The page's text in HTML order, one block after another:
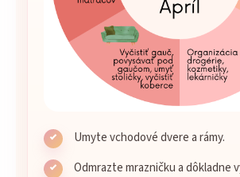
Umyte vchodové dvere a rámy.
Odmrazte mrazničku a dôkladne